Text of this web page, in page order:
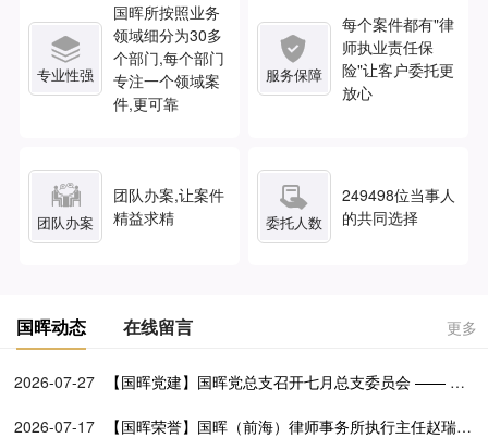

专业性强
国晖所按照业务
领域细分为30多
个部门,每个部门
专注一个领域案
件,更可靠

服务保障
每个案件都有"律
师执业责任保
险"让客户委托更
放心

团队办案
团队办案,让案件
精益求精

委托人数
249498位当事人
的共同选择
更多
国晖动态 在线留言
2026-07-27
【国晖党建】国晖党总支召开七月总支委员会 —— 学
2026-07-17
【国晖荣誉】国晖（前海）律师事务所执行主任赵瑞媛